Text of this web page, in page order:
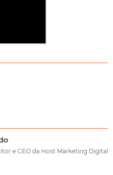
e CEO da Host Marketing Digital